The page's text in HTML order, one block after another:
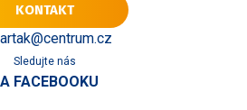
KONTAKT
Sledujte nás
FACEBOOKU